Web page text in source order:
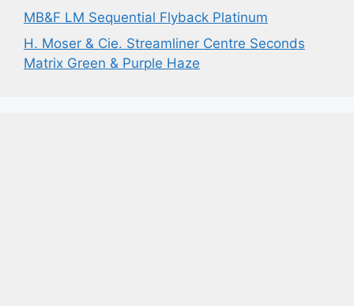
MB&F LM Sequential Flyback Platinum
H. Moser & Cie. Streamliner Centre Seconds
Matrix Green & Purple Haze